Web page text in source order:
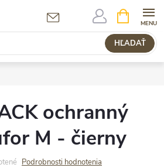
HĽADAŤ
KOŠÍK
ochranný
M - čierny
Podrobnosti hodnotenia